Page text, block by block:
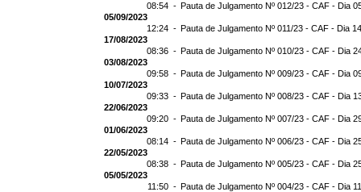
08:54 - Pauta de Julgamento Nº 012/23 - CAF - Dia
05/09/2023
12:24 - Pauta de Julgamento Nº 011/23 - CAF - Dia
17/08/2023
08:36 - Pauta de Julgamento Nº 010/23 - CAF - Dia
03/08/2023
09:58 - Pauta de Julgamento Nº 009/23 - CAF - Dia
10/07/2023
09:33 - Pauta de Julgamento Nº 008/23 - CAF - Dia
22/06/2023
09:20 - Pauta de Julgamento Nº 007/23 - CAF - Dia
01/06/2023
08:14 - Pauta de Julgamento Nº 006/23 - CAF - Dia
22/05/2023
08:38 - Pauta de Julgamento Nº 005/23 - CAF - Dia
05/05/2023
11:50 - Pauta de Julgamento Nº 004/23 - CAF - Dia